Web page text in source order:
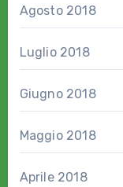
Agosto 2018
Luglio 2018
Giugno 2018
Maggio 2018
Aprile 2018